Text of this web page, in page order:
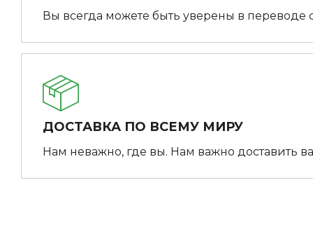
Вы всегда можете быть уверены в переводе
ДОСТАВКА ПО ВСЕМУ МИРУ
Нам неважно, где вы. Нам важно доставить